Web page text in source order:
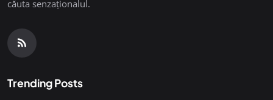
căuta senzaționalul.
Trending Posts